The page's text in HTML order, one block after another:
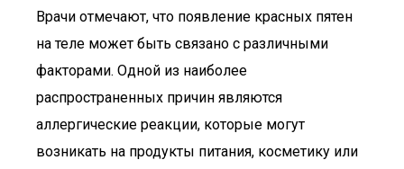
Врачи отмечают, что появление красных пятен
на теле может быть связано с различными
факторами. Одной из наиболее
распространенных причин являются
аллергические реакции, которые могут
возникать на продукты питания, косметику или